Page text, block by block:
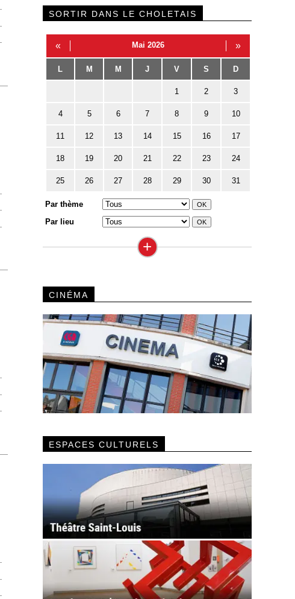
SORTIR DANS LE CHOLETAIS
« Mai 2026 »
L M M J V S D
1 2 3
4 5 6 7 8 9 10
11 12 13 14 15 16 17
18 19 20 21 22 23 24
25 26 27 28 29 30 31
Par thème
Par lieu
+
CINÉMA
ESPACES CULTURELS